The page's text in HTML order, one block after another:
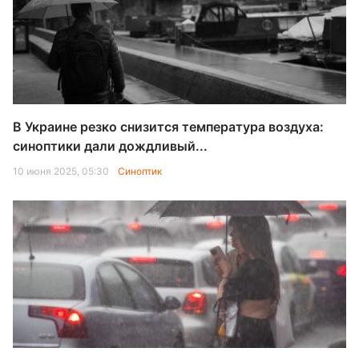
В Украине резко снизится температура воздуха:
синоптики дали дождливый...
10 июня 2025, 05:30 Синоптик